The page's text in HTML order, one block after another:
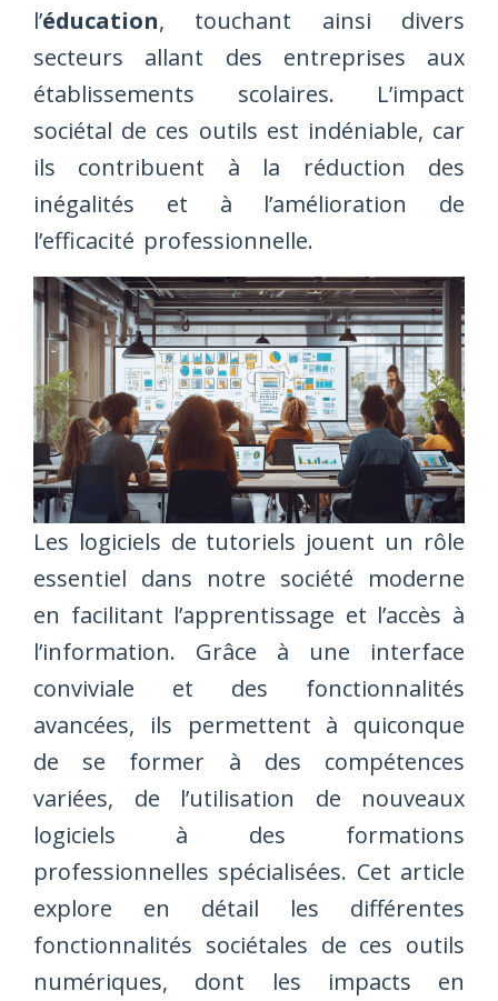
l’éducation, touchant ainsi divers
secteurs allant des entreprises aux
établissements scolaires. L’impact
sociétal de ces outils est indéniable, car
ils contribuent à la réduction des
inégalités et à l’amélioration de
l’efficacité professionnelle.
Les logiciels de tutoriels jouent un rôle
essentiel dans notre société moderne
en facilitant l’apprentissage et l’accès à
l’information. Grâce à une interface
conviviale et des fonctionnalités
avancées, ils permettent à quiconque
de se former à des compétences
variées, de l’utilisation de nouveaux
logiciels à des formations
professionnelles spécialisées. Cet article
explore en détail les différentes
fonctionnalités sociétales de ces outils
numériques, dont les impacts en